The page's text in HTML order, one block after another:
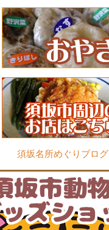
須坂名所めぐりブログ